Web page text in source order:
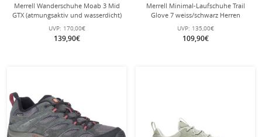
Merrell Wanderschuhe Moab 3 Mid
GTX (atmungsaktiv und wasserdicht)
UVP: 170,00€
139,90€
Merrell Minimal-Laufschuhe Trail
Glove 7 weiss/schwarz Herren
UVP: 135,00€
109,90€